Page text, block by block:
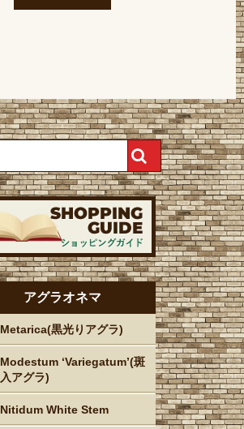
アグラオネマ
Metarica(黒光りアグラ)
Modestum ‘Variegatum’(斑
入アグラ)
Nitidum White Stem